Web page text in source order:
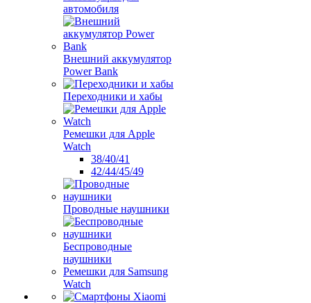
автомобиля
Внешний аккумулятор
Power Bank
Переходники и хабы
Ремешки для Apple
Watch
38/40/41
42/44/45/49
Проводные наушники
Беспроводные
наушники
Ремешки для Samsung
Watch